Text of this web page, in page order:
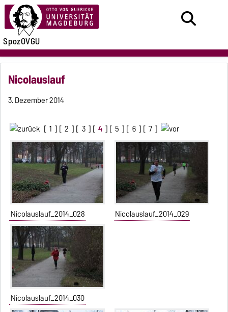
SpozOVGU
Nicolauslauf
3. Dezember 2014
[ 1 ] [ 2 ] [ 3 ] [ 4 ] [ 5 ] [ 6 ] [ 7 ]
Nicolauslauf_2014_028 Nicolauslauf_2014_029
Nicolauslauf_2014_030